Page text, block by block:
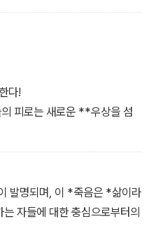
다!
피로는 새로운 **우상을 섬
발명되며, 이 *죽음은 *삶이라
자들에 대한 충심으로부터의